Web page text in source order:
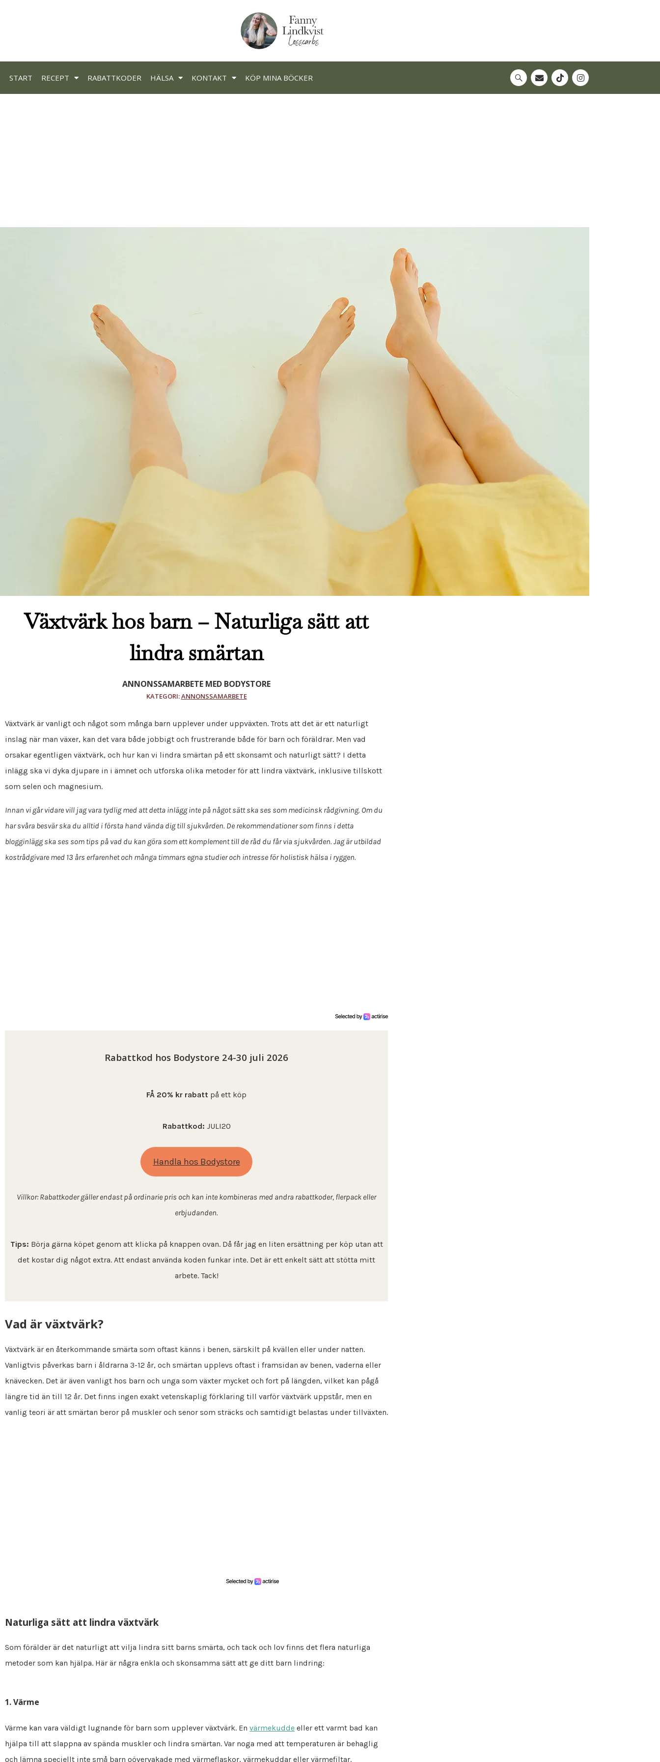
START RECEPT RABATTKODER HÄLSA KONTAKT KÖP MINA BÖCKER
Växtvärk hos barn – Naturliga sätt att
lindra smärtan
ANNONSSAMARBETE MED BODYSTORE
KATEGORI:ANNONSSAMARBETE
Växtvärk är vanligt och något som många barn upplever under uppväxten. Trots att det är ett naturligt
inslag när man växer, kan det vara både jobbigt och frustrerande både för barn och föräldrar. Men vad
orsakar egentligen växtvärk, och hur kan vi lindra smärtan på ett skonsamt och naturligt sätt? I detta
inlägg ska vi dyka djupare in i ämnet och utforska olika metoder för att lindra växtvärk, inklusive tillskott
som selen och magnesium.
Innan vi går vidare vill jag vara tydlig med att detta inlägg inte på något sätt ska ses som medicinsk rådgivning. Om du
har svåra besvär ska du alltid i första hand vända dig till sjukvården. De rekommendationer som finns i detta
blogginlägg ska ses som tips på vad du kan göra som ett komplement till de råd du får via sjukvården. Jag är utbildad
kostrådgivare med 13 års erfarenhet och många timmars egna studier och intresse för holistisk hälsa i ryggen.
Rabattkod hos Bodystore 24-30 juli 2026
FÅ 20% kr rabatt på ett köp
Rabattkod: JULI20
Handla hos Bodystore
Villkor: Rabattkoder gäller endast på ordinarie pris och kan inte kombineras med andra rabattkoder, flerpack eller
erbjudanden.
Tips: Börja gärna köpet genom att klicka på knappen ovan. Då får jag en liten ersättning per köp utan att
det kostar dig något extra. Att endast använda koden funkar inte. Det är ett enkelt sätt att stötta mitt
arbete. Tack!
Vad är växtvärk?
Växtvärk är en återkommande smärta som oftast känns i benen, särskilt på kvällen eller under natten.
Vanligtvis påverkas barn i åldrarna 3-12 år, och smärtan upplevs oftast i framsidan av benen, vaderna eller
knävecken. Det är även vanligt hos barn och unga som växter mycket och fort på längden, vilket kan pågå
längre tid än till 12 år. Det finns ingen exakt vetenskaplig förklaring till varför växtvärk uppstår, men en
vanlig teori är att smärtan beror på muskler och senor som sträcks och samtidigt belastas under tillväxten.
Naturliga sätt att lindra växtvärk
Som förälder är det naturligt att vilja lindra sitt barns smärta, och tack och lov finns det flera naturliga
metoder som kan hjälpa. Här är några enkla och skonsamma sätt att ge ditt barn lindring:
1. Värme
Värme kan vara väldigt lugnande för barn som upplever växtvärk. En värmekudde eller ett varmt bad kan
hjälpa till att slappna av spända muskler och lindra smärtan. Var noga med att temperaturen är behaglig
och lämna speciellt inte små barn oövervakade med värmeflaskor, värmekuddar eller värmefiltar.